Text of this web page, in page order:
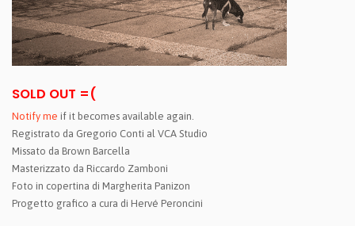
SOLD OUT =(
Notify me if it becomes available again.
Registrato da Gregorio Conti al VCA Studio
Missato da Brown Barcella
Masterizzato da Riccardo Zamboni
Foto in copertina di Margherita Panizon
Progetto grafico a cura di Hervé Peroncini